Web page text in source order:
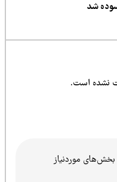
شد
است.
موردنیاز